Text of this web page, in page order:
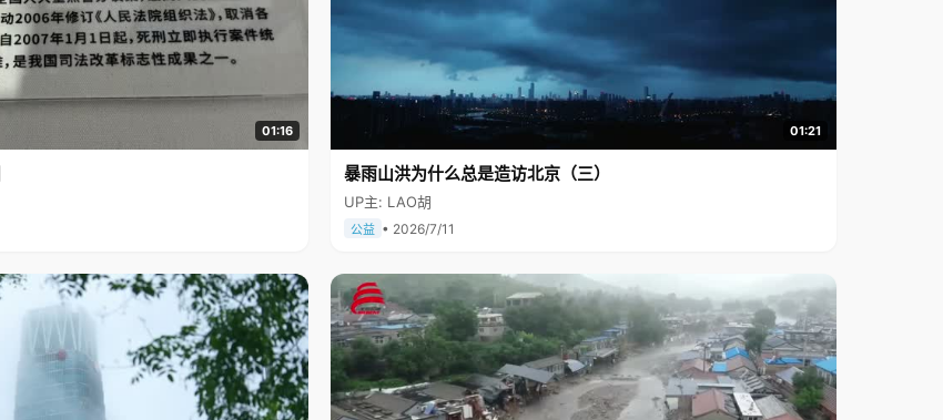
01:16 01:21
暴雨山洪为什么总是造访北京（三）
UP主: LAO胡
公益 • 2026/7/11